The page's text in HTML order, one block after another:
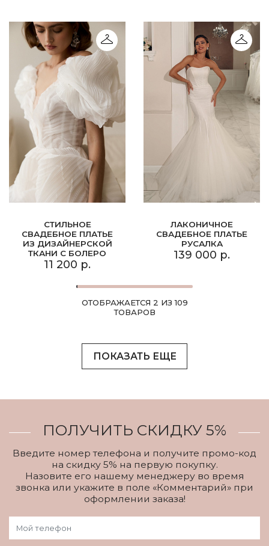
СТИЛЬНОЕ
СВАДЕБНОЕ ПЛАТЬЕ
ИЗ ДИЗАЙНЕРСКОЙ
ТКАНИ С БОЛЕРО
11 200 р.
ЛАКОНИЧНОЕ
СВАДЕБНОЕ ПЛАТЬЕ
РУСАЛКА
139 000 р.
ОТОБРАЖАЕТСЯ 2 ИЗ 109
ТОВАРОВ
ПОКАЗАТЬ ЕЩЕ
ПОЛУЧИТЬ СКИДКУ 5%
Введите номер телефона и получите промо-код
на скидку 5% на первую покупку.
Назовите его нашему менеджеру во время
звонка или укажите в поле «Комментарий» при
оформлении заказа!